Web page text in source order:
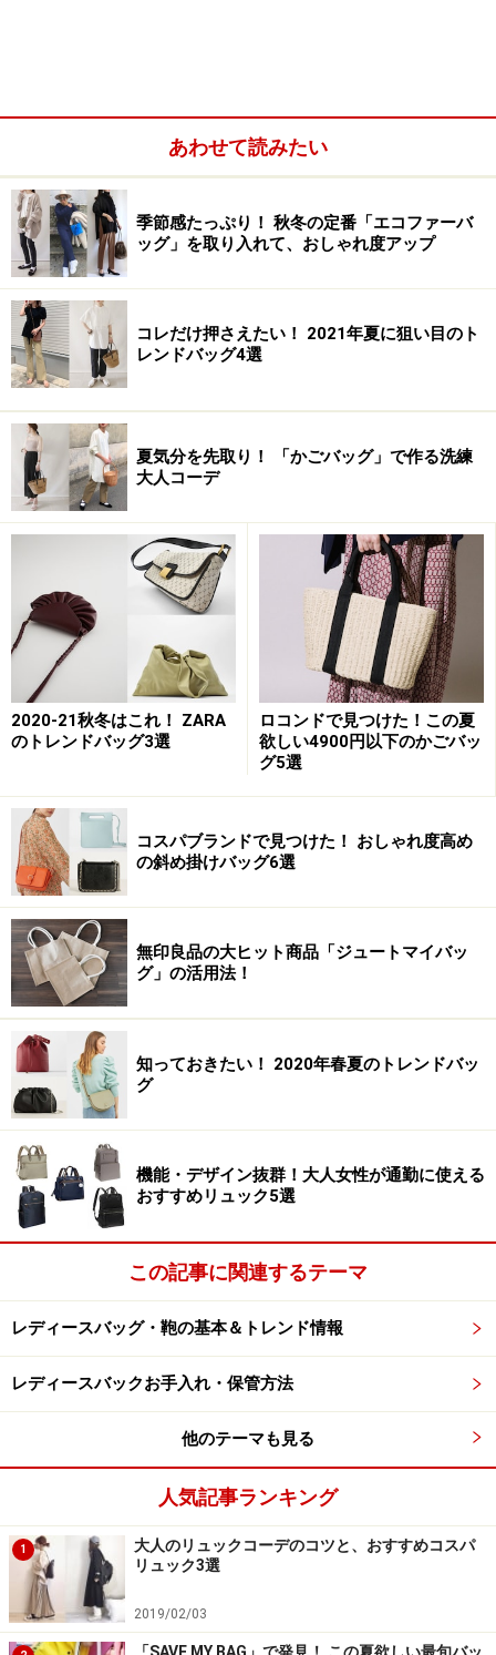
近年ではシグネチャー柄バッグや各種小物類などで
COACHファンの数を一気に増やしていますが、大人の雰
囲気あふれるコレクションも続々とお目見えしてます。
中でも、トレンドに敏感な働く女性におすすめしたいの
が、この春発売になる
クションの新作。2011年３月４日に発売されます！
次のページでは、ハル・ベリーやエヴァ・ロンゴリアも
愛用！
※記事内容は執筆時点のものです。最新の内容をご確認くださ
次のページへ
あわせて読みたい
季節感たっぷり！ 秋冬の定番「エコファーバ
ッグ」を取り入れて、おしゃれ度アップ
コレだけ押さえたい！ 2021年夏に狙い目のト
レンドバッグ4選
夏気分を先取り！ 「かごバッグ」で作る洗練
大人コーデ
2020-21秋冬はこれ！ ZARA
のトレンドバッグ3選
ロコンドで見つけた！この夏
欲しい4900円以下のかごバッ
グ5選
コスパブランドで見つけた！ おしゃれ度高め
の斜め掛けバッグ6選
無印良品の大ヒット商品「ジュートマイバッ
グ」の活用法！
知っておきたい！ 2020年春夏のトレンドバッ
グ
機能・デザイン抜群！大人女性が通勤に使える
おすすめリュック5選
この記事に関連するテーマ
レディースバッグ・鞄の基本＆トレンド情報
レディースバックお手入れ・保管方法
他のテーマも見る
人気記事ランキング
1
大人のリュックコーデのコツと、おすすめコスパ
リュック3選
2019/02/03